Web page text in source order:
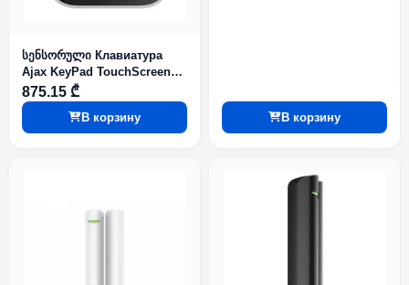
სენსორული Клавиатура
Ajax KeyPad TouchScreen
(8EU) ASP White
875.15 ₾
В корзину В корзину